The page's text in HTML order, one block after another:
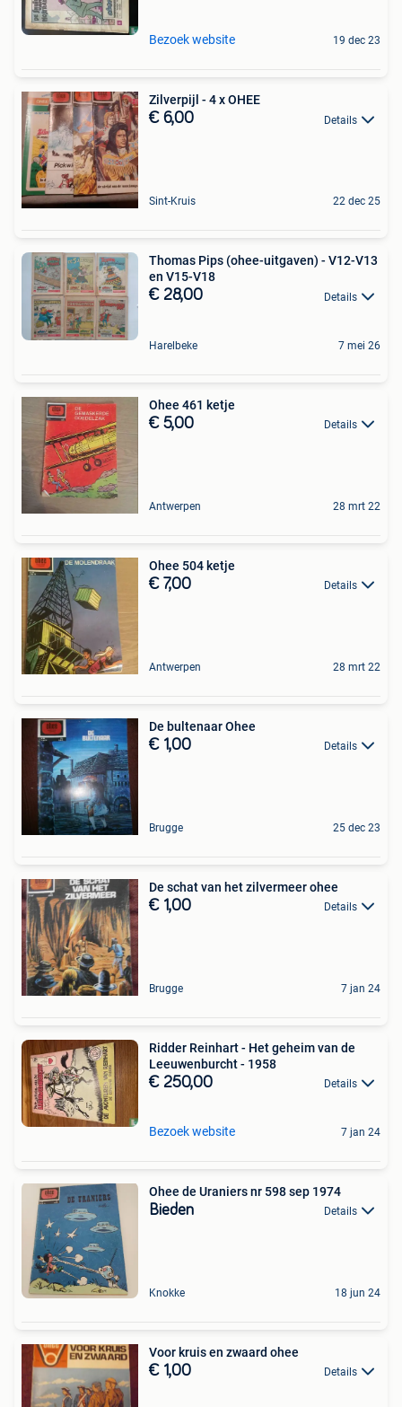
Bezoek website 19 dec 23
Zilverpijl - 4 x OHEE
€ 6,00 Details
Sint-Kruis 22 dec 25
Thomas Pips (ohee-uitgaven) - V12-V13
en V15-V18
€ 28,00 Details
Harelbeke 7 mei 26
Ohee 461 ketje
€ 5,00 Details
Antwerpen 28 mrt 22
Ohee 504 ketje
€ 7,00 Details
Antwerpen 28 mrt 22
De bultenaar Ohee
€ 1,00 Details
Brugge 25 dec 23
De schat van het zilvermeer ohee
€ 1,00 Details
Brugge 7 jan 24
Ridder Reinhart - Het geheim van de
Leeuwenburcht - 1958
€ 250,00 Details
Bezoek website 7 jan 24
Ohee de Uraniers nr 598 sep 1974
Bieden Details
Knokke 18 jun 24
Voor kruis en zwaard ohee
€ 1,00 Details